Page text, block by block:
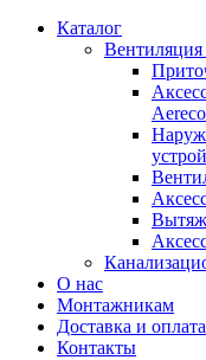
Каталог
Вентиляция
Aereco
О нас
Монтажникам
Доставка и оплата
Контакты